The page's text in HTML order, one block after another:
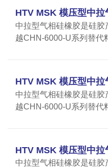
HTV MSK 模压型中
中拉型气相硅橡胶是硅
越CHN-6000-U系列替代
HTV MSK 模压型中
中拉型气相硅橡胶是硅
越CHN-6000-U系列替代
HTV MSK 模压型中
中拉型气相硅橡胶是硅